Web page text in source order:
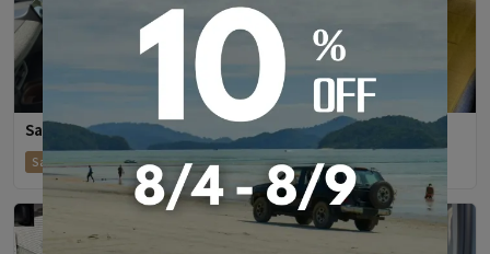
Sandiiマカロン
Sandii 2026-01-27
Refinad Corduroy Series
Refinad 2025-11-29